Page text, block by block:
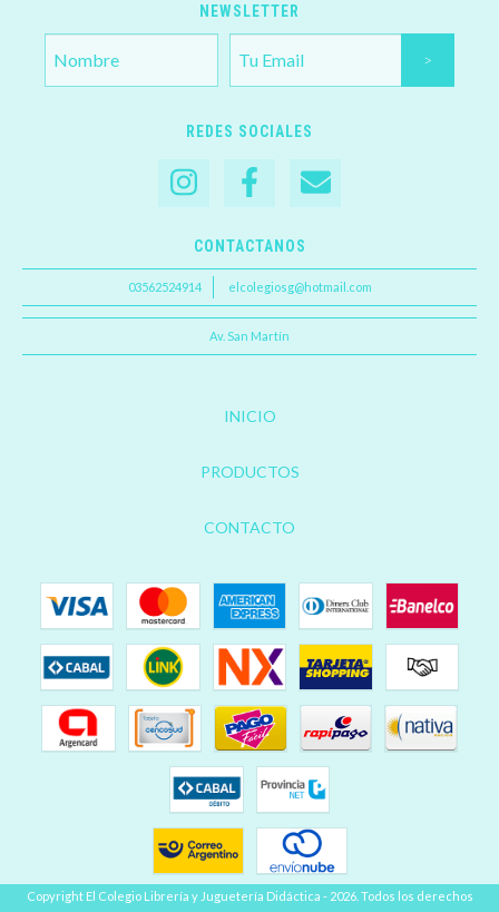
NEWSLETTER
REDES SOCIALES
CONTACTANOS
03562524914 elcolegiosg@hotmail.com
Av. San Martín
INICIO
PRODUCTOS
CONTACTO
Copyright El Colegio Librería y Juguetería Didáctica - 2026. Todos los derechos